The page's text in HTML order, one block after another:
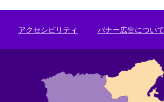
アクセシビリティ バナー広告について